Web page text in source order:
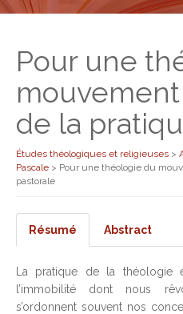
Pour une
mouvement
de la
Études théologiques et religieuses >
Pascale > Pour une théologie du
pastorale
Résumé Abstract
La pratique de la théologie
l’immobilité dont nous
s’ordonnent souvent nos